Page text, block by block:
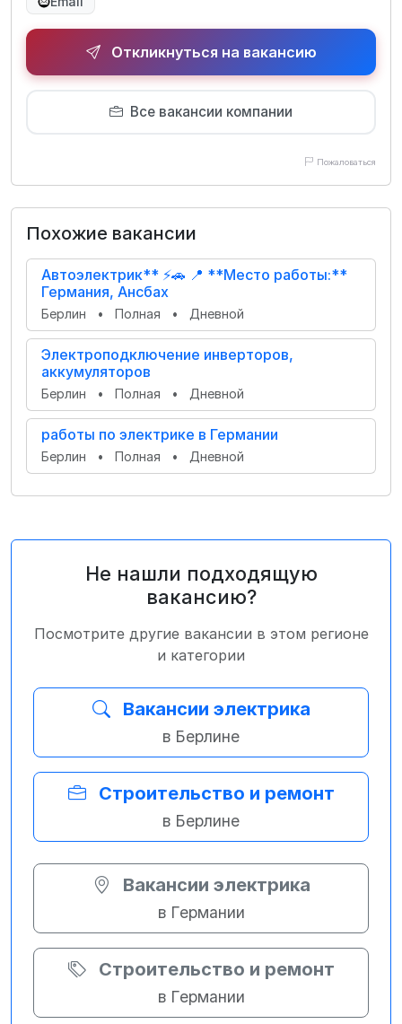
Откликнуться на вакансию
Все вакансии компании
Пожаловаться
Похожие вакансии
Автоэлектрик** ⚡🚗 📍 **Место работы:**
Германия, Ансбах
Берлин • Полная • Дневной
Электроподключение инверторов,
аккумуляторов
Берлин • Полная • Дневной
работы по электрике в Германии
Берлин • Полная • Дневной
Не нашли подходящую
вакансию?
Посмотрите другие вакансии в этом регионе
и категории
Вакансии электрика
в Берлине
Строительство и ремонт
в Берлине
Вакансии электрика
в Германии
Строительство и ремонт
в Германии